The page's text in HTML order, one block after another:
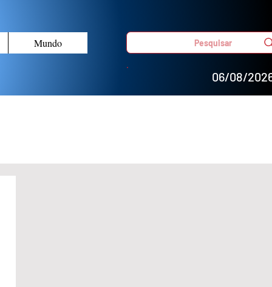
Mundo Pesquisar
06/08/